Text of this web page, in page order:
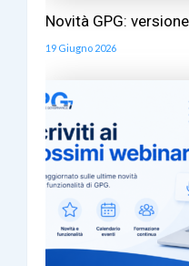
Novità GPG:
19 Giugno 2026